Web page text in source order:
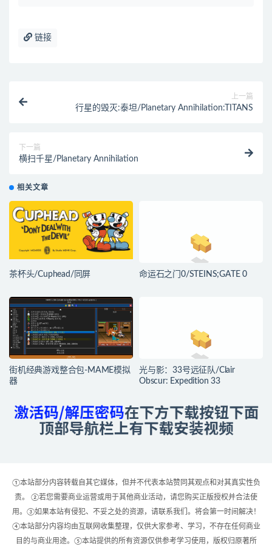
链接
上一篇
行星的毁灭:泰坦/Planetary Annihilation:TITANS
下一篇
横扫千星/Planetary Annihilation
相关文章
茶杯头/Cuphead/同屏 命运石之门0/STEINS;GATE 0
街机经典游戏整合包-MAME模拟
器
光与影：33号远征队/Clair
Obscur: Expedition 33
①本站部分内容转载自其它媒体，但并不代表本站赞同其观点和对其真实性负
责。 ②若您需要商业运营或用于其他商业活动，请您购买正版授权并合法使
用。③如果本站有侵犯、不妥之处的资源，请联系我们。将会第一时间解决！
④本站部分内容均由互联网收集整理，仅供大家参考、学习，不存在任何商业
目的与商业用途。⑤本站提供的所有资源仅供参考学习使用，版权归原著所